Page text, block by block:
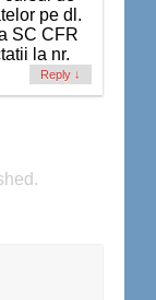
pe dl.
SC CFR
la nr.
Reply ↓